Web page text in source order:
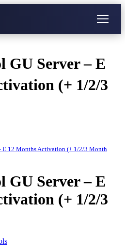
Instructor Registration
GU Server – E
(+ 1/2/3
E 12 Months Activation (+ 1/2/3 Month
GU Server – E
(+ 1/2/3